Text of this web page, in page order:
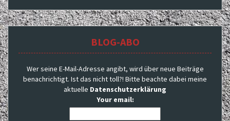
BLOG-ABO
Wer seine E-Mail-Adresse angibt, wird über neue Beiträge
benachrichtigt. Ist das nicht toll?! Bitte beachte dabei meine
aktuelle Datenschutzerklärung
Your email: